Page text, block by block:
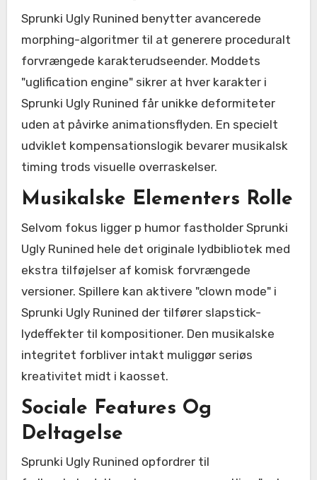
Sprunki Ugly Runined benytter avancerede
morphing-algoritmer til at generere proceduralt
forvrængede karakterudseender. Moddets
"uglification engine" sikrer at hver karakter i
Sprunki Ugly Runined får unikke deformiteter
uden at påvirke animationsflyden. En specielt
udviklet kompensationslogik bevarer musikalsk
timing trods visuelle overraskelser.
Musikalske Elementers Rolle
Selvom fokus ligger p humor fastholder Sprunki
Ugly Runined hele det originale lydbibliotek med
ekstra tilføjelser af komisk forvrængede
versioner. Spillere kan aktivere "clown mode" i
Sprunki Ugly Runined der tilfører slapstick-
lydeffekter til kompositioner. Den musikalske
integritet forbliver intakt muliggør seriøs
kreativitet midt i kaosset.
Sociale Features Og
Deltagelse
Sprunki Ugly Runined opfordrer til